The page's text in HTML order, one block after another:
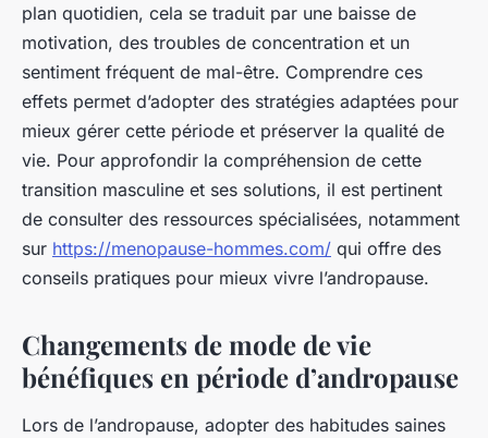
plan quotidien, cela se traduit par une baisse de
motivation, des troubles de concentration et un
sentiment fréquent de mal-être. Comprendre ces
effets permet d’adopter des stratégies adaptées pour
mieux gérer cette période et préserver la qualité de
vie. Pour approfondir la compréhension de cette
transition masculine et ses solutions, il est pertinent
de consulter des ressources spécialisées, notamment
sur https://menopause-hommes.com/ qui offre des
conseils pratiques pour mieux vivre l’andropause.
Changements de mode de vie
bénéfiques en période d’andropause
Lors de l’andropause, adopter des habitudes saines